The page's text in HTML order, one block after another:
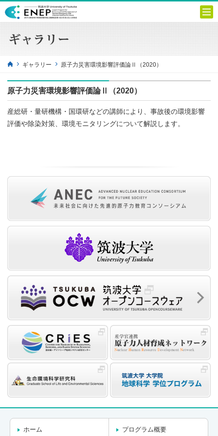
ギャラリー 原子力災害環境影響評価論Ⅱ（2020）
原子力災害環境影響評価論Ⅱ（2020）
産総研・量研機構・国環研などの講師により、事故後の環境影響
評価や除染対策、環境モニタリングについて解説します。
ホーム プログラム概要